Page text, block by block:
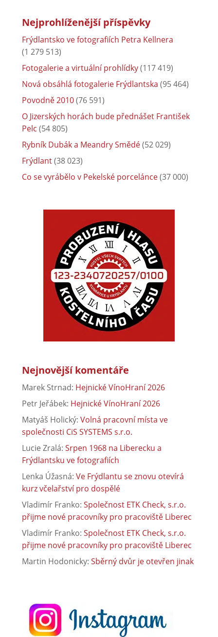
Nejprohlíženější příspěvky
Frýdlantsko ve fotografiích Petra Kellnera
(1 279 513)
Fotogalerie a virtuální prohlídky(117 419)
Nová obsáhlá fotogalerie Frýdlantska (95 464)
Povodně 2010(76 591)
O Jizerských horách bude přednášet František
Pelc (54 805)
Rybník Dubák a Meandry Smědé(52 029)
Frýdlant(38 023)
Co se vyrábělo v Pekelské porcelánce(37 000)
Nejnovější komentáře
Marek Strnad: Hejnické VínoHraní 2026
Petr Jeřábek: Hejnické VínoHraní 2026
Matyáš Holický: Volná pracovní místa ve
společnosti CiS SYSTEMS s.r.o.
Lucie Zralá: Srpen 1968 na Liberecku a
Frýdlantsku ve fotografiích
Lenka Úžasná: Ve Frýdlantu se znovu otevírá
kurz včelařství pro dospělé
Vladimír Franko: Společnost ETK Check, s.r.o.
přijme nové pracovníky pro pracoviště Liberec
Vladimír Franko: Společnost ETK Check, s.r.o.
přijme nové pracovníky pro pracoviště Liberec
Martin Hodonicky: Sběrný dvůr je otevřen jinak